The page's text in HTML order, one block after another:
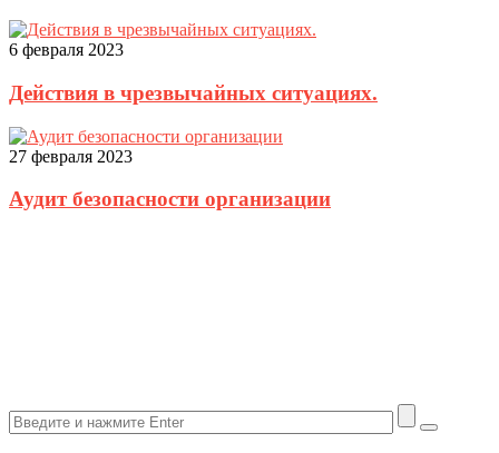
6 февраля 2023
Действия в чрезвычайных ситуациях.
27 февраля 2023
Аудит безопасности организации